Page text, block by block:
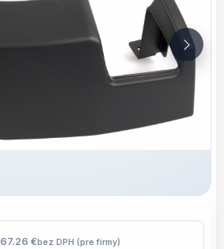
67.26 €bez DPH (pre firmy)